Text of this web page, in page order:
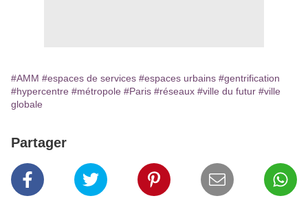
#AMM #espaces de services #espaces urbains #gentrification
#hypercentre #métropole #Paris #réseaux #ville du futur #ville
globale
Partager